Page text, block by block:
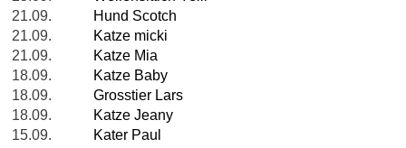
21.09.
Hund Scotch
21.09.
Katze micki
21.09.
Katze Mia
18.09.
Katze Baby
18.09.
Grosstier Lars
18.09.
Katze Jeany
15.09.
Kater Paul